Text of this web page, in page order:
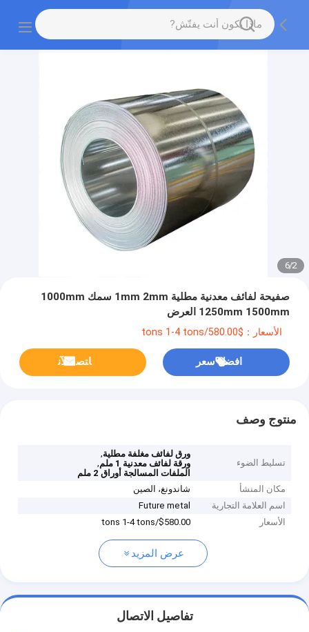
2
/
6
صفيحة لفائف معدنية مطلية 1mm 2mm سمك 1000mm
1250mm 1500mm العرض
الأسعار：$580.00/tons 1-4 tons
افضل سعر ﺎﺘﺼﻟ ﺍﻶﻧ
منتوج وصف
تسليط الضوء
ورق لفائف مغلفة مطلية,
ورقة لفائف معدنية 1 ملم
,
الملفات المسالجة أوراق 2 ملم
مكان المنشأ
شاندونغ، الصين
اسم العلامة التجارية
Future metal
الأسعار
$580.00/tons 1-4 tons
عرض المزيد
تفاصيل الاتصال